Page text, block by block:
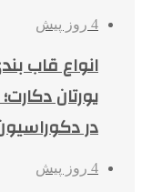
4 روز پیش
انواع قاب
یورتان
در
4 روز پیش